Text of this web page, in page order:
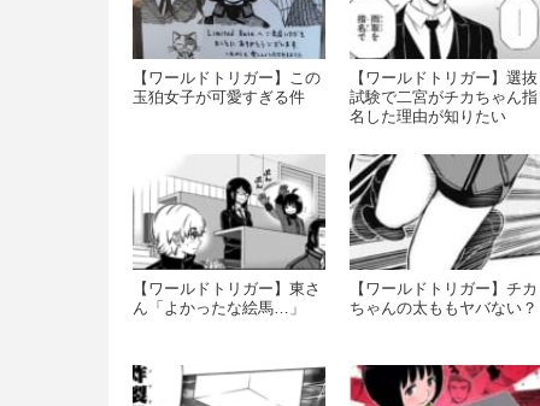
【ワールドトリガー】この
玉狛女子が可愛すぎる件
【ワールドトリガー】選抜
試験で二宮がチカちゃん指
名した理由が知りたい
【ワールドトリガー】東さ
ん「よかったな絵馬…」
【ワールドトリガー】チカ
ちゃんの太ももヤバない？